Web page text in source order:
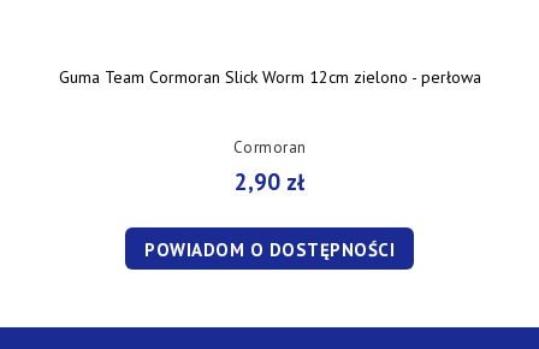
Guma Team Cormoran Slick Worm 12cm zielono - perłowa
Cormoran
2,90 zł
POWIADOM O DOSTĘPNOŚCI